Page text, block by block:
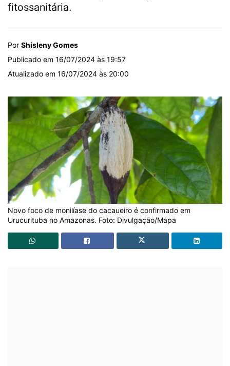
fitossanitária.
Por Shisleny Gomes
Publicado em 16/07/2024 às 19:57
Atualizado em 16/07/2024 às 20:00
Novo foco de monilíase do cacaueiro é confirmado em
Urucurituba no Amazonas. Foto: Divulgação/Mapa